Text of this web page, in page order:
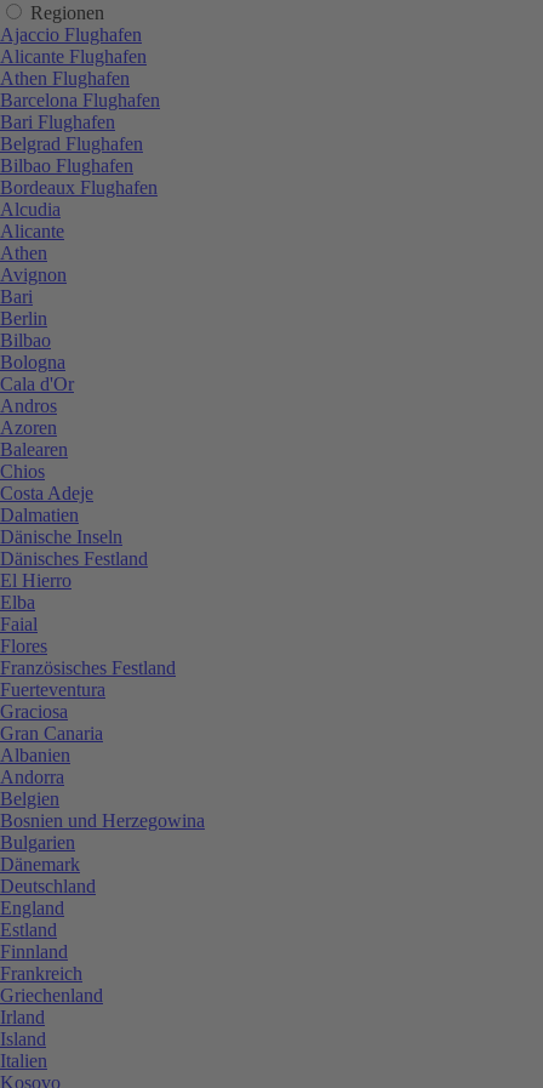
Regionen
Ajaccio Flughafen
Alicante Flughafen
Athen Flughafen
Barcelona Flughafen
Bari Flughafen
Belgrad Flughafen
Bilbao Flughafen
Bordeaux Flughafen
Alcudia
Alicante
Athen
Avignon
Bari
Berlin
Bilbao
Bologna
Cala d'Or
Andros
Azoren
Balearen
Chios
Costa Adeje
Dalmatien
Dänische Inseln
Dänisches Festland
El Hierro
Elba
Faial
Flores
Französisches Festland
Fuerteventura
Graciosa
Gran Canaria
Albanien
Andorra
Belgien
Bosnien und Herzegowina
Bulgarien
Dänemark
Deutschland
England
Estland
Finnland
Frankreich
Griechenland
Irland
Island
Italien
Kosovo